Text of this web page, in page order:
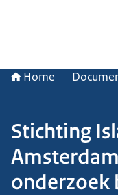
Home
Stichting
onderzoek